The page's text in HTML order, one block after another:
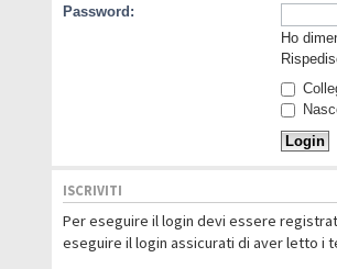
Password:
Ho
ISCRIVITI
Per eseguire il login devi essere
eseguire il login assicurati di aver letto i